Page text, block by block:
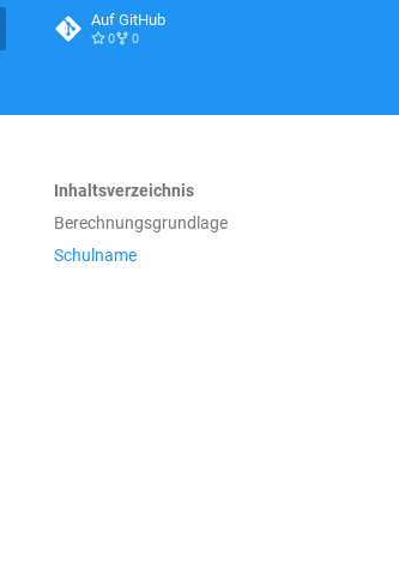
Auf GitHub
0 0
Inhaltsverzeichnis
Berechnungsgrundlage
Schulname